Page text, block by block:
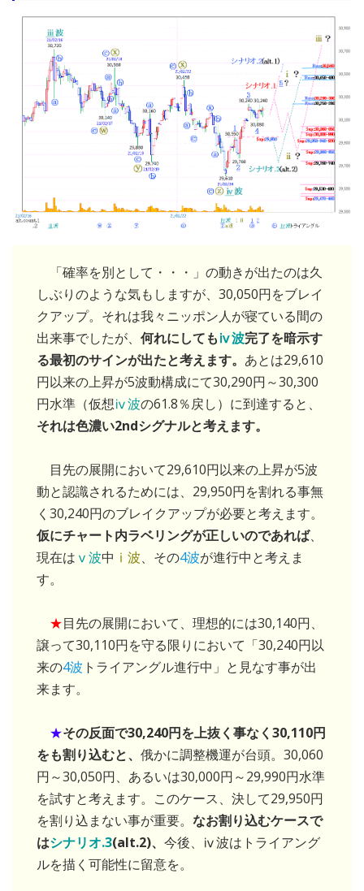
「確率を別として・・・」の動きが出たのは久
しぶりのような気もしますが、30,050円をブレイ
クアップ。それは我々ニッポン人が寝ている間の
出来事でしたが、 何れにしてもⅳ波完了を暗示す
る最初のサインが出たと考えます。 あとは29,610
円以来の上昇が5波動構成にて30,290円～30,300
円水準（仮想ⅳ波の61.8％戻し）に到達すると、
それは色濃い2ndシグナルと考えます。
目先の展開において29,610円以来の上昇が5波
動と認識されるためには、29,950円を割れる事無
く30,240円のブレイクアップが必要と考えます。
仮にチャート内ラベリングが正しいのであれば、
現在は ⅴ波中 ⅰ波、その4波が進行中と考えま
す。
★目先の展開において、理想的には30,140円、
譲って30,110円を守る限りにおいて「30,240円以
来の4波 トライアングル進行中」と見なす事が出
来ます。
★その反面で30,240円を上抜く事なく30,110円
をも割り込むと、 俄かに調整機運が台頭。30,060
円～30,050円、あるいは30,000円～29,990円水準
を試すと考えます。このケース、決して29,950円
を割り込まない事が重要。 なお割り込むケースで
はシナリオ.3(alt.2)、 今後、ⅳ波はトライアング
ルを描く可能性に留意を。